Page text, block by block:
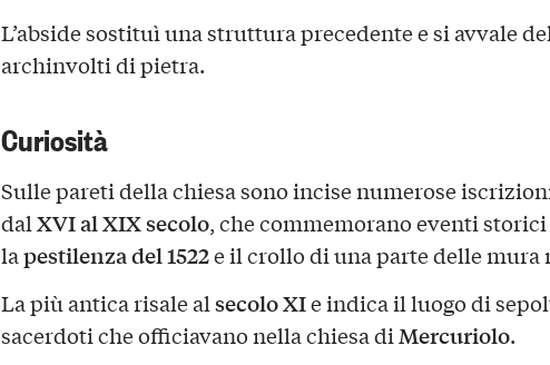
L’abside sostituì una struttura precedente e si avvale
archinvolti di pietra.
Curiosità
Sulle pareti della chiesa sono incise numerose
dalXVI al XIX secolo, che commemorano eventi
lapestilenza del 1522e il crollo di una parte delle mura
La più antica risale alsecolo XIe indica il luogo di
sacerdoti che officiavano nella chiesa diMercuriolo.